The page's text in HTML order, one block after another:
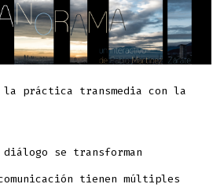
la práctica transmedia con la
diálogo se transforman
tienen múltiples